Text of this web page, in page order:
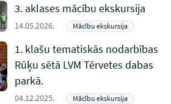
3. aklases mācību ekskursija
14.05.2026. Mācību ekskursija
1. klašu tematiskās nodarbības
Rūķu sētā LVM Tērvetes dabas
parkā.
04.12.2025. Mācību ekskursija